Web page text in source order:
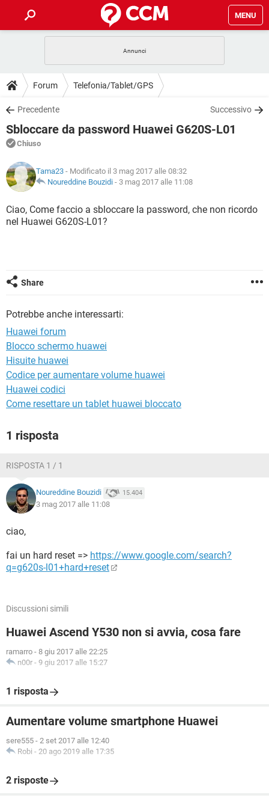
MENU
INTRATTENIMENTO ANDROID
iOS
INSTAGRAM WHATSAPP
TIKTOK
HARDWARE
GUIDE
COVID-19 GAMING
iOS
INSTAGRAM
TIKTOK FACEBOOK
DOWNLOAD
COVID-19 GAMING
INTRATTENIMENTO
iOS WINDOWS 10
INSTAGRAM
TIKTOK FACEBOOK
FORUM
COVID-19
INTRATTENIMENTO ANDROID
INSTAGRAM
GLOSSARIO
COVID-19
INTRATTENIMENTO ANDROID
Forum Telefonia/Tablet/GPS
Precedente Successivo
Sbloccare da password Huawei G620S-L01
Chiuso
Tama23 - Modificato il 3 mag 2017 alle 08:32
Noureddine Bouzidi - 3 mag 2017 alle 11:08
Ciao, Come faccio a sbloccare la password, che non ricordo
nel Huawei G620S-L01?
Share
Potrebbe anche interessarti:
Huawei forum
Blocco schermo huawei
Hisuite huawei
Codice per aumentare volume huawei
Huawei codici
Come resettare un tablet huawei bloccato
1 risposta
RISPOSTA 1 / 1
Noureddine Bouzidi 15.404
3 mag 2017 alle 11:08
ciao,
fai un hard reset => https://www.google.com/search?
q=g620s-l01+hard+reset
Discussioni simili
Huawei Ascend Y530 non si avvia, cosa fare
ramarro - 8 giu 2017 alle 22:25
n00r - 9 giu 2017 alle 15:27
1 risposta
Aumentare volume smartphone Huawei
sere555 - 2 set 2017 alle 12:40
Robi - 20 ago 2019 alle 17:35
2 risposte